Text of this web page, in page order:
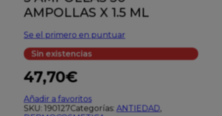
AMPOLLAS X 1.5 ML
Se el primero en puntuar
Sin existencias
47,70€
Añadir a favoritos
SKU: 190127Categorías: ANTIEDAD,